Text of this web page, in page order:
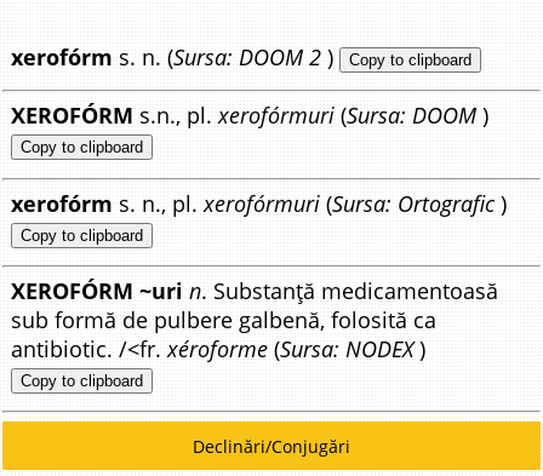
xerofórm s. n. (Sursa: DOOM 2 ) Copy to clipboard
XEROFÓRM s.n., pl.xerofórmuri (Sursa: DOOM)
Copy to clipboard
xerofórm s. n., pl.xerofórmuri (Sursa: Ortografic )
Copy to clipboard
XEROFÓRM ~uri n. Substanță medicamentoasă
sub formă de pulbere galbenă, folosită ca
antibiotic. /<fr.xéroforme (Sursa: NODEX)
Copy to clipboard
Declinări/Conjugări